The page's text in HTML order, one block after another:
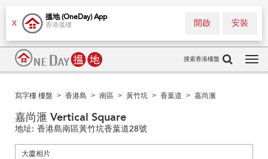
X
搵地 (OneDay) App
香港搵樓 安裝
開啟
搜索香港樓盤
寫字樓 樓盤 > 香港島 > 南區 > 黃竹坑 > 香葉道 > 嘉尚滙
嘉尚滙 Vertical Square
地址: 香港島南區黃竹坑香葉道28號
大廈相片